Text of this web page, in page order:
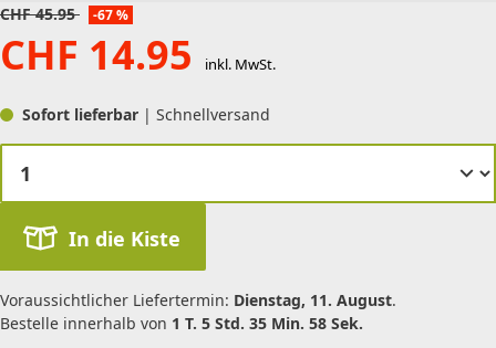
CHF 45.95 -67 %
CHF 14.95 inkl. MwSt.
Sofort lieferbar | Schnellversand
In die Kiste
Voraussichtlicher Liefertermin: Dienstag, 11. August.
Bestelle innerhalb von 1 T. 5 Std. 35 Min. 58 Sek.